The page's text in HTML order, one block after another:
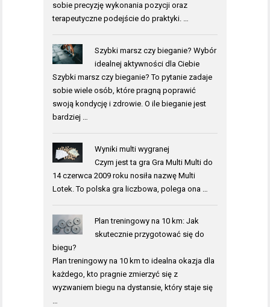
sobie precyzję wykonania pozycji oraz
terapeutyczne podejście do praktyki. …
Szybki marsz czy bieganie? Wybór
idealnej aktywności dla Ciebie
Szybki marsz czy bieganie? To pytanie zadaje
sobie wiele osób, które pragną poprawić
swoją kondycję i zdrowie. O ile bieganie jest
bardziej …
Wyniki multi wygranej
Czym jest ta gra Gra Multi Multi do
14 czerwca 2009 roku nosiła nazwę Multi
Lotek. To polska gra liczbowa, polega ona …
Plan treningowy na 10 km: Jak
skutecznie przygotować się do
biegu?
Plan treningowy na 10 km to idealna okazja dla
każdego, kto pragnie zmierzyć się z
wyzwaniem biegu na dystansie, który staje się
…